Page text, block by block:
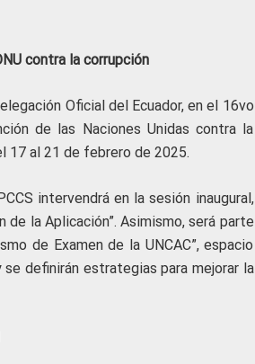
contra la corrupción
Oficial del Ecuador, en el 16vo
de las Naciones Unidas contra la
17 al 21 de febrero de 2025.
intervendrá en la sesión inaugural,
la Aplicación”. Asimismo, será parte
de Examen de la UNCAC”, espacio
definirán estrategias para mejorar la